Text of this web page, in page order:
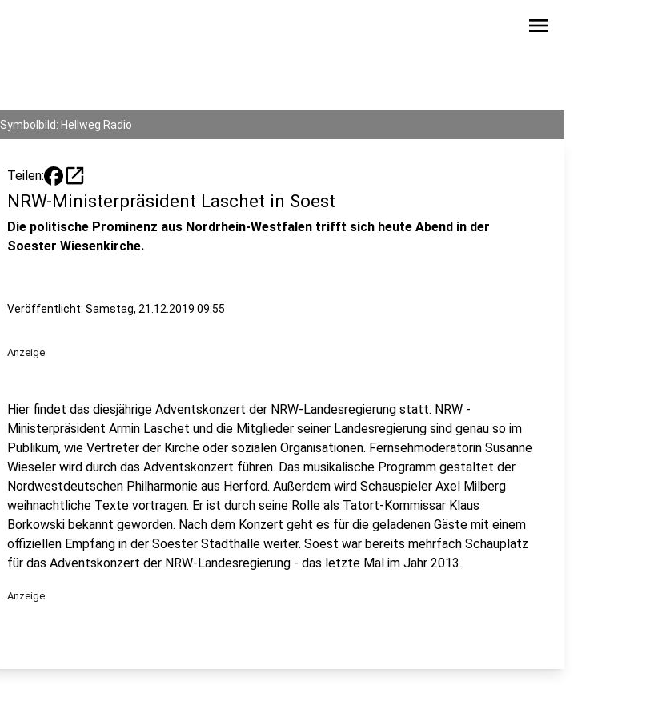
menu
Symbolbild: Hellweg Radio
Teilen: open_in_new
NRW-Ministerpräsident Laschet in Soest
Die politische Prominenz aus Nordrhein-Westfalen trifft sich heute Abend in der
Soester Wiesenkirche.
Veröffentlicht: Samstag, 21.12.2019 09:55
Anzeige
Hier findet das diesjährige Adventskonzert der NRW-Landesregierung statt. NRW -
Ministerpräsident Armin Laschet und die Mitglieder seiner Landesregierung sind genau so im
Publikum, wie Vertreter der Kirche oder sozialen Organisationen. Fernsehmoderatorin Susanne
Wieseler wird durch das Adventskonzert führen. Das musikalische Programm gestaltet der
Nordwestdeutschen Philharmonie aus Herford. Außerdem wird Schauspieler Axel Milberg
weihnachtliche Texte vortragen. Er ist durch seine Rolle als Tatort-Kommissar Klaus
Borkowski bekannt geworden. Nach dem Konzert geht es für die geladenen Gäste mit einem
offiziellen Empfang in der Soester Stadthalle weiter. Soest war bereits mehrfach Schauplatz
für das Adventskonzert der NRW-Landesregierung - das letzte Mal im Jahr 2013.
Anzeige